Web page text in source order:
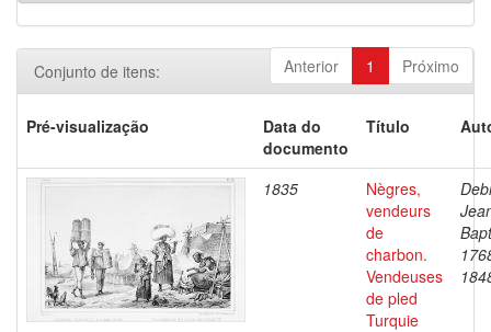
Anterior 1 Próximo
Conjunto de itens:
Pré-visualização
Data do
documento
Título
1835
Nègres,
vendeurs
de
charbon.
Vendeuses
de pled
Turquie